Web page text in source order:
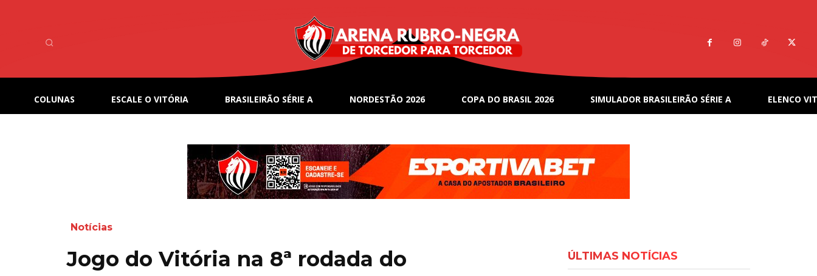
COLUNAS ESCALE O VITÓRIA BRASILEIRÃO SÉRIE A NORDESTÃO 2026 COPA DO BRASIL 2026 SIMULADOR BRASILEIRÃO SÉRIE A ELENCO
Notícias
Jogo do Vitória na 8ª rodada do
ÚLTIMAS NOTÍCIAS